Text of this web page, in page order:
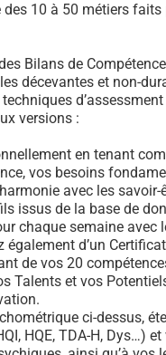
10 à 50 métiers faits
Bilans de
décevantes et non-
versions :
en tenant
vos besoins
avec les
issus de la base de
chaque semaine avec
d’un
de vos 20
Talents et vos
ci-dessus,
HQE, TDA-H, Dys…)